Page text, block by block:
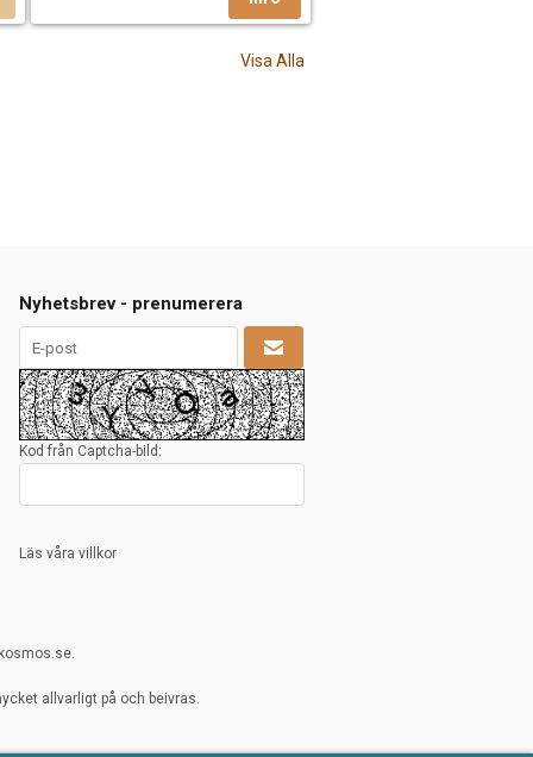
Visa Alla
Nyhetsbrev - prenumerera
Kod från Captcha-bild:
Läs våra villkor
allvarligt på och beivras.